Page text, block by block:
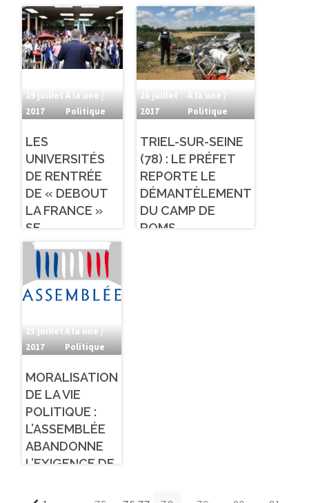
SECRÉTAIRE
GÉNÉRAL DU
MOUVEMENT
RÉAGIT
29 juillet
2017
À la une /
Politique
LES
UNIVERSITÉS
DE RENTRÉE
DE « DEBOUT
LA FRANCE »
SE
DÉROULERONT
AU CIRQUE
D’HIVER À PARIS
26 juillet
2017
À la une /
Politique
TRIEL-SUR-SEINE
(78) : LE PRÉFET
REPORTE LE
DÉMANTÈLEMENT
DU CAMP DE
ROMS
25 juillet
2017
À la une /
Politique
MORALISATION
DE LA VIE
POLITIQUE :
L’ASSEMBLÉE
ABANDONNE
L’EXIGENCE DE
VIERGE » MAIS